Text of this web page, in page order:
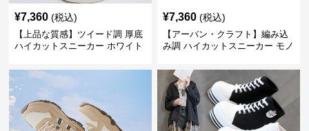
¥7,360 (税込)
【上品な質感】ツイード調 厚底
ハイカットスニーカー ホワイト
ビ クラシック
¥7,360 (税込)
【アーバン・クラフト】編み込
み調 ハイカットスニーカー モノ
トリート